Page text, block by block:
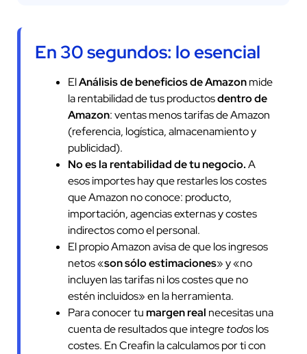
En 30 segundos: lo esencial
ElAnálisis de beneficios de Amazonmide
la rentabilidad de tus productosdentro de
Amazon: ventas menos tarifas de Amazon
(referencia, logística, almacenamiento y
publicidad).
No es la rentabilidad de tu negocio.A
esos importes hay que restarles los costes
que Amazon no conoce: producto,
importación, agencias externas y costes
indirectos como el personal.
El propio Amazon avisa de que los ingresos
netos «son sólo estimaciones» y «no
incluyen las tarifas ni los costes que no
estén incluidos» en la herramienta.
Para conocer tumargen real necesitas una
cuenta de resultados que integretodoslos
costes. En Creafin la calculamos por ti con